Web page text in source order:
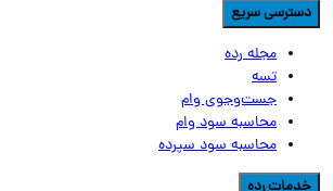
سریع
مجله رده
تسه
جست‌وجوی وام
محاسبه سود وام
محاسبه سود سپرده